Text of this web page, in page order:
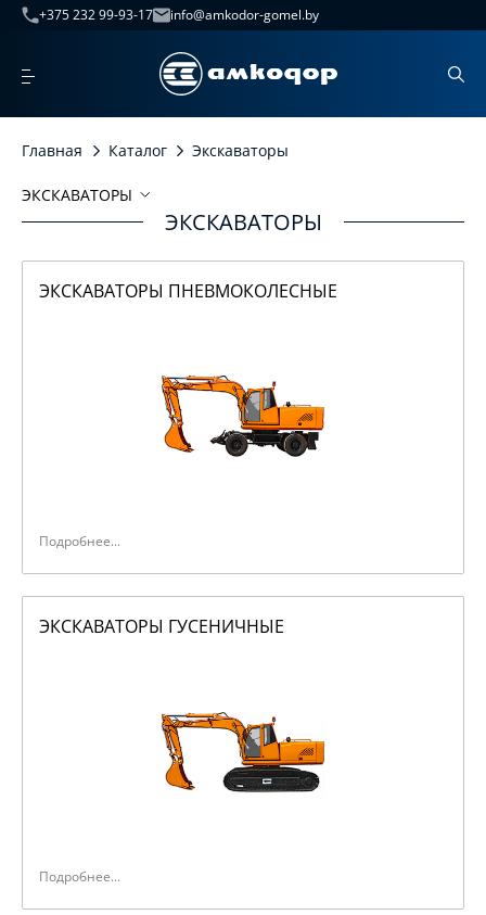
+375 232 99-93-17 info@amkodor-gomel.by
Главная Каталог Экскаваторы
ЭКСКАВАТОРЫ
Экскаваторы
ЭКСКАВАТОРЫ
ЭКСКАВАТОРЫ ПНЕВМОКОЛЕСНЫЕ
Подробнее...
ЭКСКАВАТОРЫ ГУСЕНИЧНЫЕ
Подробнее...